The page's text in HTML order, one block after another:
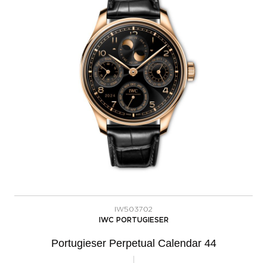
IW503702
IWC PORTUGIESER
Portugieser Perpetual Calendar 44